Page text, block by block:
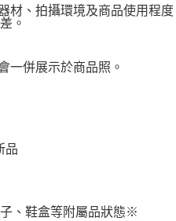
材、拍攝環境及商品使用程度
。
一併展示於商品照。
品
、鞋盒等附屬品狀態※